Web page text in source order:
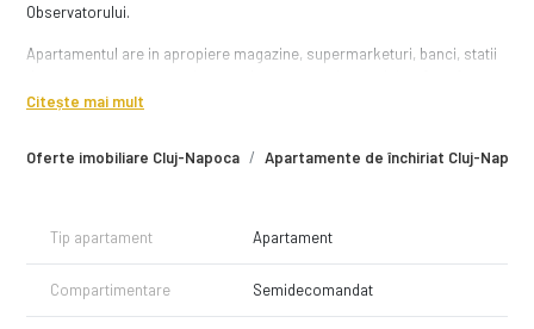
Oferte imobiliare Cluj-Napoca Apartamente de închiriat Cluj-Napoca
Observatorului.
Apartamentul are in apropiere magazine, supermarketuri, banci, statii
rapid.
suprafata utila de 48 mp si este compartimentata astfel:
- dormitor;
- bucatarie inchisa;
-hol;
- balcon (+12 mp).
Citește mai mult
Tip apartament Apartament
Compartimentare Semidecomandat